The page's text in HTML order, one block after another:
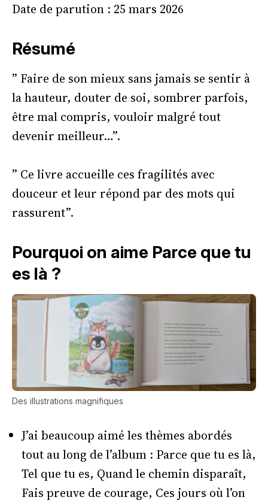
Date de parution : 25 mars 2026
Résumé
” Faire de son mieux sans jamais se sentir à
la hauteur, douter de soi, sombrer parfois,
être mal compris, vouloir malgré tout
devenir meilleur…”.
” Ce livre accueille ces fragilités avec
douceur et leur répond par des mots qui
rassurent”.
Pourquoi on aime Parce que tu
es là ?
Des illustrations magnifiques
J’ai beaucoup aimé les thèmes abordés
tout au long de l’album : Parce que tu es là,
Tel que tu es, Quand le chemin disparaît,
Fais preuve de courage, Ces jours où l’on